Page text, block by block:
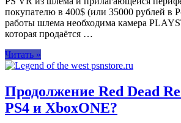
покупателю в 400$ (или 35000 рублей в
работы шлема необходима камера
которая продаётся …
Читать »
Продолжение Red Dead
PS4 и XboxONE?